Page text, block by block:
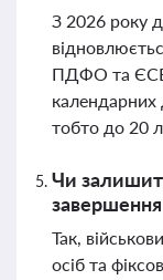
З 2026 року
ПДФО та ЄСВ
календарних
тобто до 20
Чи
Так,
осіб та